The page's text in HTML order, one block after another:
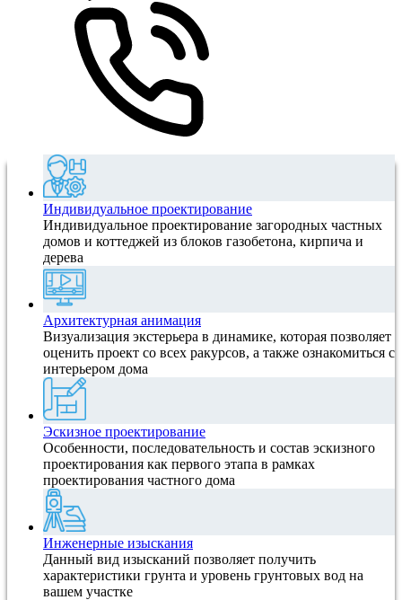
Индивидуальное проектирование
Индивидуальное проектирование загородных частных
домов и коттеджей из блоков газобетона, кирпича и
дерева
Архитектурная анимация
Визуализация экстерьера в динамике, которая позволяет
оценить проект со всех ракурсов, а также ознакомиться с
интерьером дома
Эскизное проектирование
Особенности, последовательность и состав эскизного
проектирования как первого этапа в рамках
проектирования частного дома
Инженерные изыскания
Данный вид изысканий позволяет получить
характеристики грунта и уровень грунтовых вод на
вашем участке